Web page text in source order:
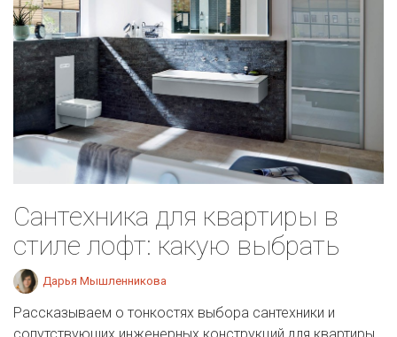
Сантехника для квартиры в
стиле лофт: какую выбрать
Дарья Мышленникова
Рассказываем о тонкостях выбора сантехники и